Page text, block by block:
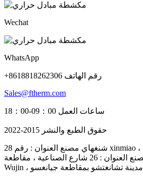
Wechat
WhatsApp
+8618818262306 رقم الهاتف
Sales@ftherm.com
ساعات العمل 09：00-18：00
حقوق الطبع والنشر 2015-2022
شنغهاي مصنع العنوان : رقم 28 xinmiao الطريق ، منطقة جيادينغ ،
شنغهاي جيانغسو مصنع العنوان : 26 شارع الصناعية ، مقاطعة
Wujin ، مدينة تشانغتشو بمقاطعة جيانغسو